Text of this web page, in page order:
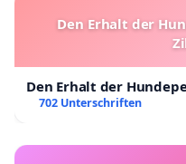
Den Erhalt der
Den Erhalt der
702 Unterschriften